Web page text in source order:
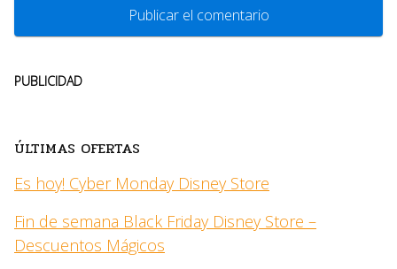
PUBLICIDAD
ÚLTIMAS OFERTAS
Es hoy! Cyber Monday Disney Store
Fin de semana Black Friday Disney Store –
Descuentos Mágicos